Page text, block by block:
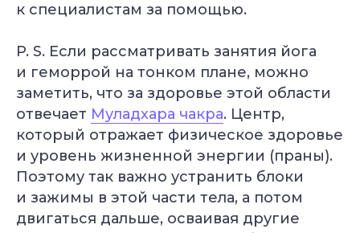
к специалистам за помощью.
P. S. Если рассматривать занятия йога
и геморрой на тонком плане, можно
заметить, что за здоровье этой области
отвечает Муладхара чакра. Центр,
который отражает физическое здоровье
и уровень жизненной энергии (праны).
Поэтому так важно устранить блоки
и зажимы в этой части тела, а потом
двигаться дальше, осваивая другие
ПОЛУЧИТЬ
Самое нужное о йоге и саморазвитии
в вашем почтовом ящике